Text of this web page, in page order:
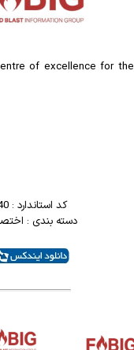
of excellence for the
کد استاندارد : 340
دسته بندی :